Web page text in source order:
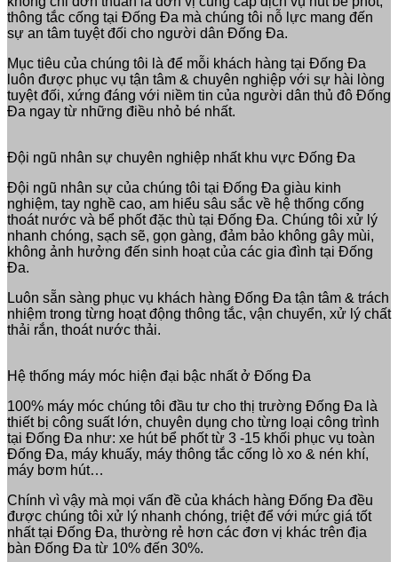
thông tắc cống tại Đống Đa mà chúng tôi nỗ lực mang đến
sự an tâm tuyệt đối cho người dân Đống Đa.
Mục tiêu của chúng tôi là để mỗi khách hàng tại Đống Đa
luôn được phục vụ tận tâm & chuyên nghiệp với sự hài lòng
tuyệt đối, xứng đáng với niềm tin của người dân thủ đô Đống
Đa ngay từ những điều nhỏ bé nhất.
Đội ngũ nhân sự chuyên nghiệp nhất khu vực Đống Đa
Đội ngũ nhân sự của chúng tôi tại Đống Đa giàu kinh
nghiệm, tay nghề cao, am hiểu sâu sắc về hệ thống cống
thoát nước và bể phốt đặc thù tại Đống Đa. Chúng tôi xử lý
nhanh chóng, sạch sẽ, gọn gàng, đảm bảo không gây mùi,
không ảnh hưởng đến sinh hoạt của các gia đình tại Đống
Đa.
Luôn sẵn sàng phục vụ khách hàng Đống Đa tận tâm & trách
nhiệm trong từng hoạt động thông tắc, vận chuyển, xử lý chất
thải rắn, thoát nước thải.
Hệ thống máy móc hiện đại bậc nhất ở Đống Đa
100% máy móc chúng tôi đầu tư cho thị trường Đống Đa là
thiết bị công suất lớn, chuyên dụng cho từng loại công trình
tại Đống Đa như: xe hút bể phốt từ 3 -15 khối phục vụ toàn
Đống Đa, máy khuấy, máy thông tắc cống lò xo & nén khí,
máy bơm hút…
Chính vì vậy mà mọi vấn đề của khách hàng Đống Đa đều
được chúng tôi xử lý nhanh chóng, triệt để với mức giá tốt
nhất tại Đống Đa, thường rẻ hơn các đơn vị khác trên địa
bàn Đống Đa từ 10% đến 30%.